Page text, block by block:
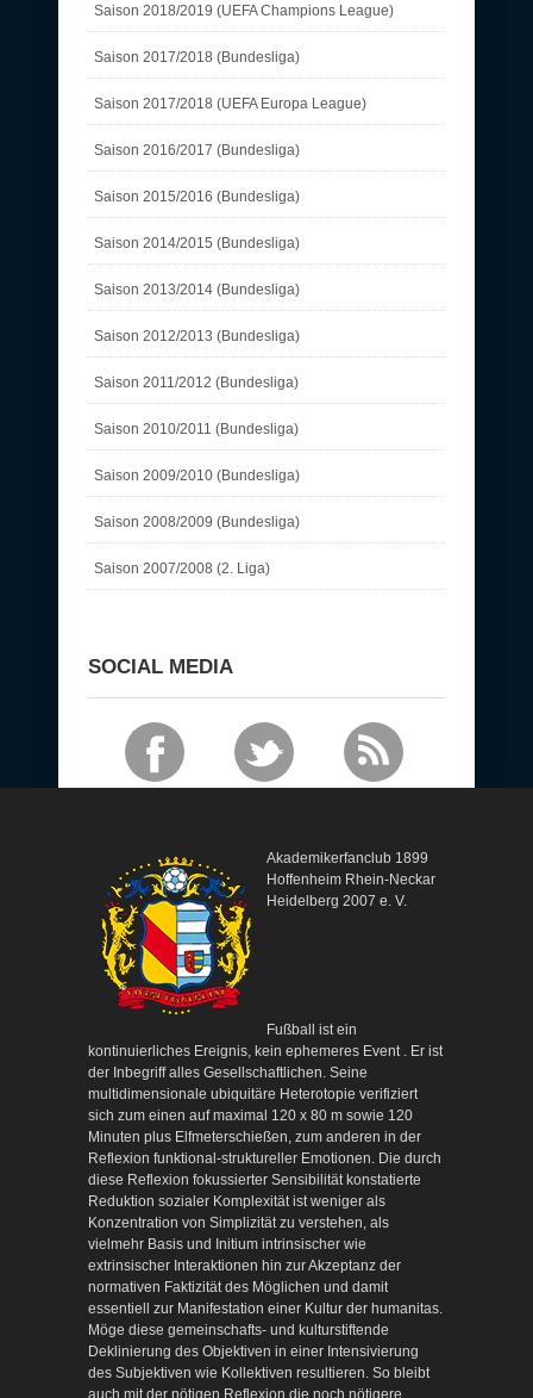
Saison 2018/2019 (UEFA Champions League)
Saison 2017/2018 (Bundesliga)
Saison 2017/2018 (UEFA Europa League)
Saison 2016/2017 (Bundesliga)
Saison 2015/2016 (Bundesliga)
Saison 2014/2015 (Bundesliga)
Saison 2013/2014 (Bundesliga)
Saison 2012/2013 (Bundesliga)
Saison 2011/2012 (Bundesliga)
Saison 2010/2011 (Bundesliga)
Saison 2009/2010 (Bundesliga)
Saison 2008/2009 (Bundesliga)
Saison 2007/2008 (2. Liga)
SOCIAL MEDIA
Akademikerfanclub 1899
Hoffenheim Rhein-Neckar
Heidelberg 2007 e. V.
Fußball ist ein
kontinuierliches Ereignis, kein ephemeres Event . Er ist
der Inbegriff alles Gesellschaftlichen. Seine
multidimensionale ubiquitäre Heterotopie verifiziert
sich zum einen auf maximal 120 x 80 m sowie 120
Minuten plus Elfmeterschießen, zum anderen in der
Reflexion funktional-struktureller Emotionen. Die durch
diese Reflexion fokussierter Sensibilität konstatierte
Reduktion sozialer Komplexität ist weniger als
Konzentration von Simplizität zu verstehen, als
vielmehr Basis und Initium intrinsischer wie
extrinsischer Interaktionen hin zur Akzeptanz der
normativen Faktizität des Möglichen und damit
essentiell zur Manifestation einer Kultur der humanitas.
Möge diese gemeinschafts- und kulturstiftende
Deklinierung des Objektiven in einer Intensivierung
des Subjektiven wie Kollektiven resultieren. So bleibt
auch mit der nötigen Reflexion die noch nötigere